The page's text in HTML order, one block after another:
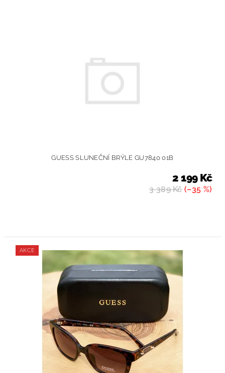
GUESS SLUNEČNÍ BRÝLE GU7840 01B
3 389 Kč(–35 %)
2 199 Kč
AKCE